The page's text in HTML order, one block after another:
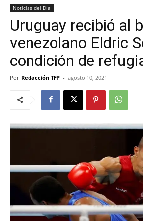
Noticias del Día
Uruguay recibió al
venezolano Eldric
condición de
Por Redacción TFP - agosto 10, 2021